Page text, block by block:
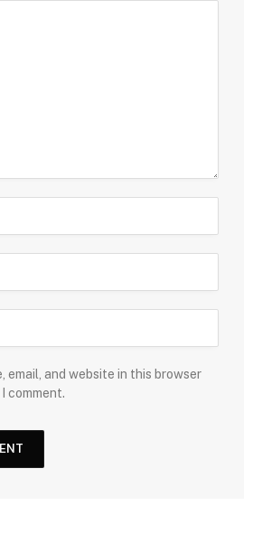
email, and website in this browser
comment.